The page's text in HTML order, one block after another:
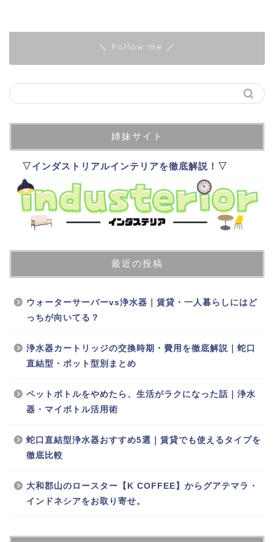
＼ Follow me ／
姉妹サイト
▽インダストリアルインテリアを徹底解説！▽
最近の投稿
ウォーターサーバーvs浄水器｜賃貸・一人暮らしにはど
っちが向いてる？
浄水器カートリッジの交換時期・費用を徹底解説｜蛇口
直結型・ポット型別まとめ
ペットボトルをやめたら、生活がラクになった話｜浄水
器・マイボトル活用術
蛇口直結型浄水器おすすめ5選｜賃貸でも使えるタイプを
徹底比較
大和郡山のロースター【K COFFEE】からグアテマラ・
インドネシアをお取り寄せ。